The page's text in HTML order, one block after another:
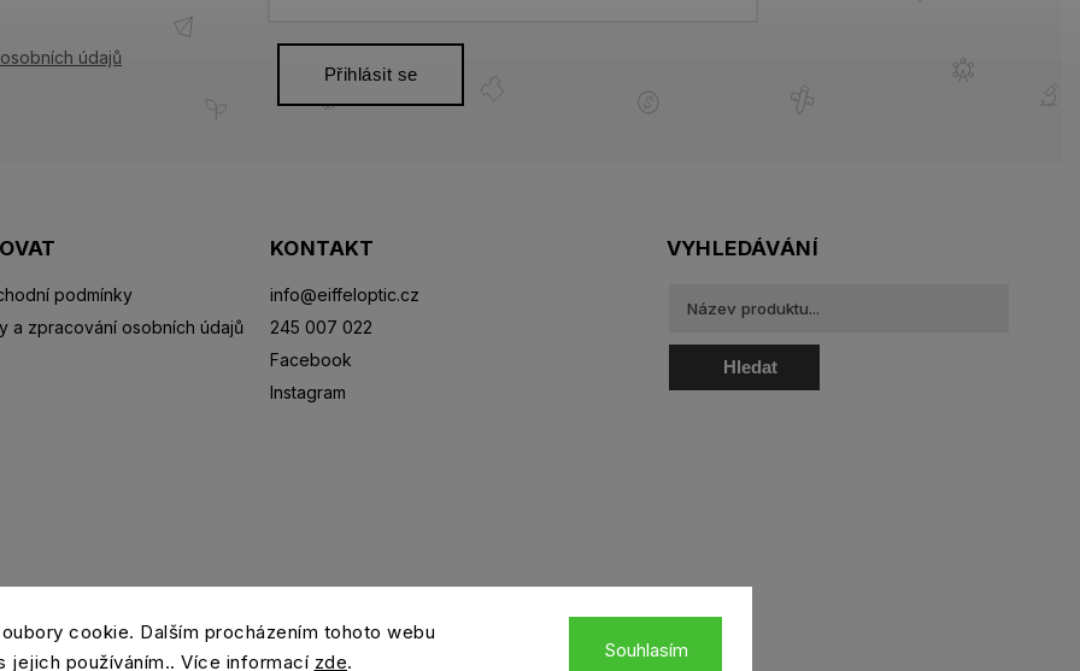
cookie. Dalším procházením tohoto webu
jejich používáním.. Více informací zde.
Souhlasím
podmínky
a zpracování osobních údajů
KONTAKT
info@eiffeloptic.cz
245 007 022
Facebook
Instagram
údajů
Přihlásit se
VYHLEDÁVÁNÍ
Hledat